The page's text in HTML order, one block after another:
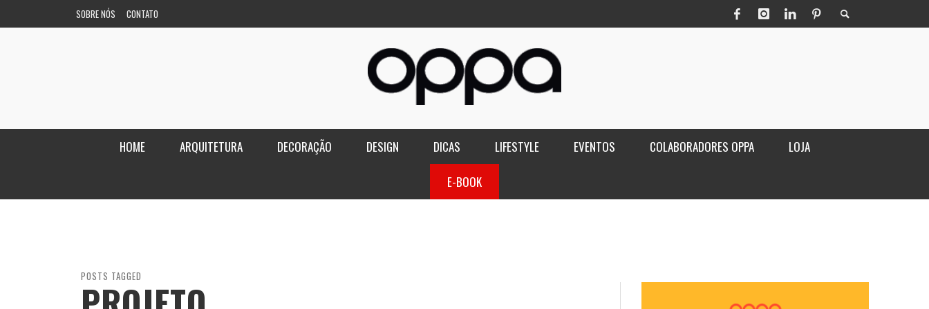
SOBRE NÓS CONTATO
HOME ARQUITETURA DECORAÇÃO DESIGN DICAS LIFESTYLE EVENTOS COLABORADORES OPPA LOJA
E-BOOK
POSTS TAGGED